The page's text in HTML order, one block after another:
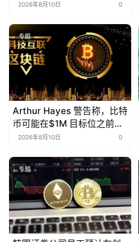
2026年8月10日 0
专题
Arthur Hayes 警告称，比特
币可能在$1M 目标位之前跌
至50,000美元
2026年8月10日 0
专题